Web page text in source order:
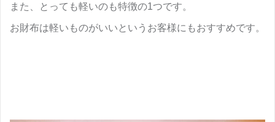
また、とっても軽いのも特徴の1つです。
お財布は軽いものがいいというお客様にもおすすめです。